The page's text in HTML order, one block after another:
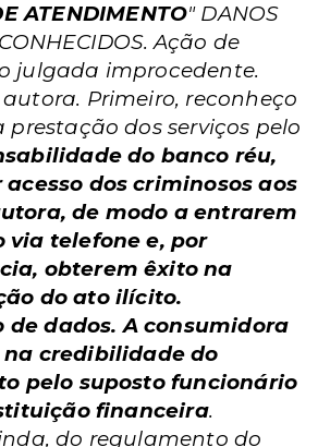
ATENDIMENTO" DANOS
Ação de
julgada improcedente.
Primeiro, reconheço
prestação dos serviços pelo
do banco réu,
dos criminosos aos
de modo a entrarem
via telefone e, por
obterem êxito na
do ato ilícito.
de dados. A consumidora
credibilidade do
pelo suposto funcionário
financeira.
do regulamento do